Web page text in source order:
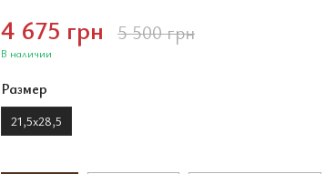
4 675 грн 5 500 грн
В наличии
Размер
21,5х28,5